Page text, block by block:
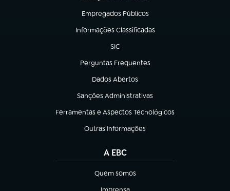
Empregados Públicos
(abre em nova aba)
Informações Classificadas
(abre em nova aba)
SIC
(abre em nova aba)
Perguntas Frequentes
(abre em nova aba)
Dados Abertos
(abre em nova aba)
Sanções Administrativas
(abre em nova aba)
Ferramentas e Aspectos Tecnológicos
(abre em nova aba)
Outras Informações
(abre em nova aba)
A EBC
Quem somos
(abre em nova aba)